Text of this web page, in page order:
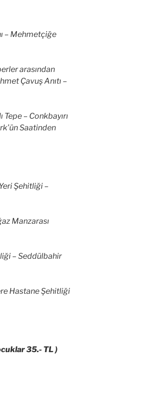
– Mehmetçiğe
arasından
Çavuş Anıtı –
– Conkbayırı
Saatinden
Şehitliği –
Manzarası
– Seddülbahir
Hastane Şehitliği
35.- TL )